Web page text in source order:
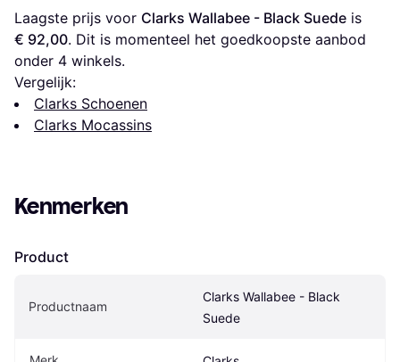
Laagste prijs voor Clarks Wallabee - Black Suede
€ 92,00. Dit is momenteel het goedkoopste aanbod
onder 4 winkels.
Vergelijk:
Clarks Schoenen
Clarks Mocassins
Kenmerken
Product
Productnaam
Clarks Wallabee - Black
Suede